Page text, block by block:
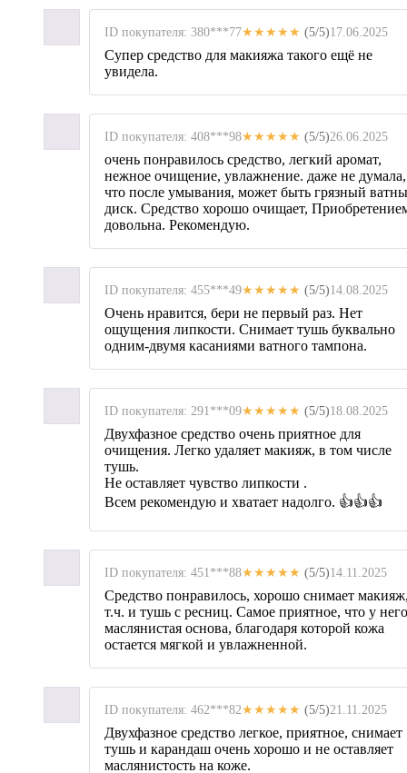
ID покупателя: 380***77★★★★★ (5/5)17.06.2025
Супер средство для макияжа такого ещё не
увидела.
ID покупателя: 408***98★★★★★ (5/5)26.06.2025
очень понравилось средство, легкий аромат,
нежное очищение, увлажнение. даже не думала,
что после умывания, может быть грязный
диск. Средство хорошо очищает,
довольна. Рекомендую.
ID покупателя: 455***49★★★★★ (5/5)14.08.2025
Очень нравится, бери не первый раз. Нет
ощущения липкости. Снимает тушь буквально
одним-двумя касаниями ватного тампона.
ID покупателя: 291***09★★★★★ (5/5)18.08.2025
Двухфазное средство очень приятное для
очищения. Легко удаляет макияж, в том числе
тушь.
Не оставляет чувство липкости .
Всем рекомендую и хватает надолго. 👍👍👍
ID покупателя: 451***88★★★★★ (5/5)14.11.2025
Средство понравилось, хорошо снимает
т.ч. и тушь с ресниц. Самое приятное, что у него
маслянистая основа, благодаря которой кожа
остается мягкой и увлажненной.
ID покупателя: 462***82★★★★★ (5/5)21.11.2025
Двухфазное средство легкое, приятное, снимает
тушь и карандаш очень хорошо и не оставляет
маслянистость на коже.